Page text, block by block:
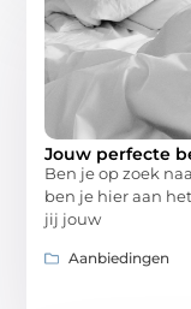
Jouw perfecte
Ben je op zoek
ben je hier aan
jij jouw
Aanbiedingen